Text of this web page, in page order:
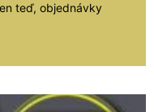
teď, objednávky